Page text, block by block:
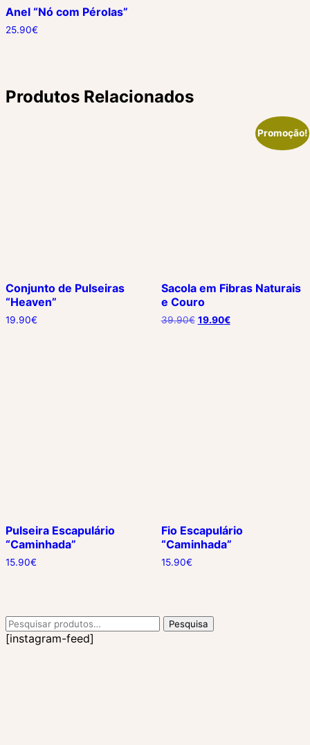
Anel “Nó com Pérolas”
25.90€
Produtos Relacionados
Conjunto de Pulseiras
“Heaven”
19.90€
Promoção!
Sacola em Fibras Naturais
e Couro
39.90€ O
19.90€O
Pulseira Escapulário
“Caminhada”
15.90€
Fio Escapulário
“Caminhada”
15.90€
Pesquisar
por:
Pesquisa
[instagram-feed]